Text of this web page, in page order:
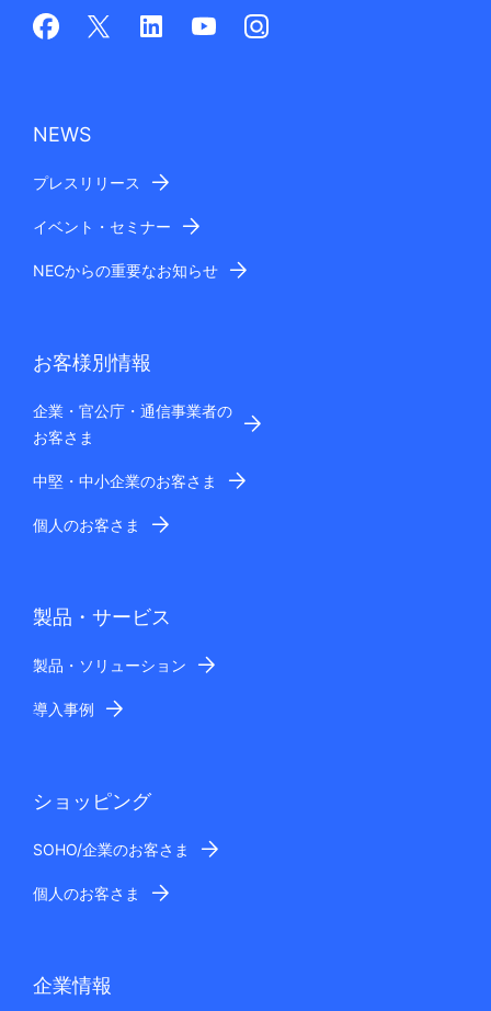
NEWS
プレスリリース
イベント・セミナー
NECからの重要なお知らせ
お客様別情報
企業・官公庁・通信事業者の
お客さま
中堅・中小企業のお客さま
個人のお客さま
製品・サービス
製品・ソリューション
導入事例
ショッピング
SOHO/企業のお客さま
個人のお客さま
企業情報